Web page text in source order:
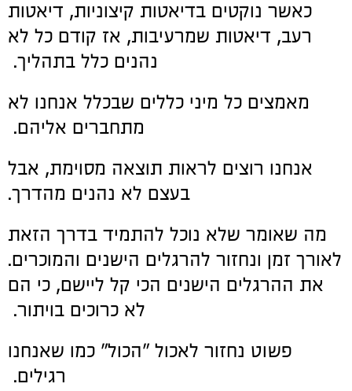
כאשר נוקטים בדיאטות קיצוניות, דיאטות
רעב, דיאטות שמרעיבות, אז קודם כל לא
נהנים כלל בתהליך.
מאמצים כל מיני כללים שבכלל אנחנו לא
מתחברים אליהם.
אנחנו רוצים לראות תוצאה מסוימת, אבל
בעצם לא נהנים מהדרך.
מה שאומר שלא נוכל להתמיד בדרך הזאת
לאורך זמן ונחזור להרגלים הישנים והמוכרים.
את ההרגלים הישנים הכי קל ליישם, כי הם
לא כרוכים בויתור.
פשוט נחזור לאכול "הכול" כמו שאנחנו
רגילים.